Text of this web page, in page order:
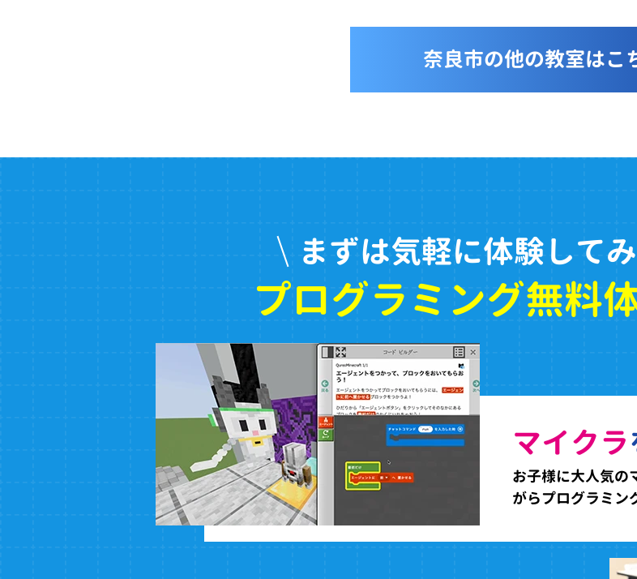
奈良市の他の教室はこ
まずは気軽に体験して
プログラミング無料
マイクラ
お子様に大人気の
がらプログラミン